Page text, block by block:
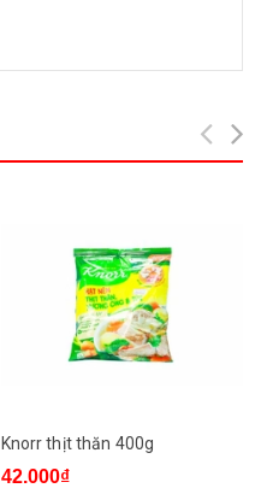
Knorr thịt thăn 400g
42.000₫